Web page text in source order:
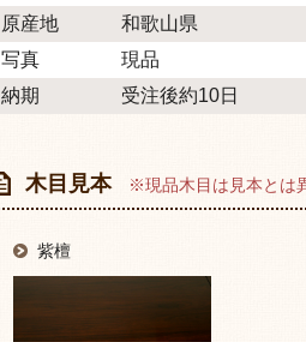
原産地
和歌山県
写真
現品
納期
受注後約10日
木目見本 ※現品木目は見本とは
紫檀